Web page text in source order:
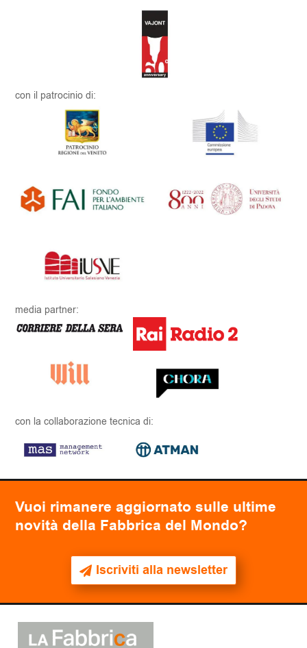
con il patrocinio di:
media partner:
con la collaborazione tecnica di:
Vuoi rimanere aggiornato sulle ultime
novità della Fabbrica del Mondo?
Iscriviti alla newsletter